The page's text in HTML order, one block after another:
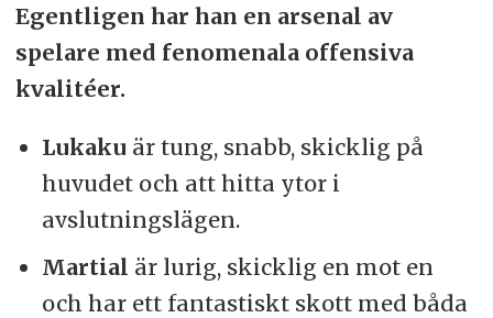
Egentligen har han en arsenal av
spelare med fenomenala offensiva
kvalitéer.
Lukaku är tung, snabb, skicklig på
huvudet och att hitta ytor i
avslutningslägen.
Martial är lurig, skicklig en mot en
och har ett fantastiskt skott med båda